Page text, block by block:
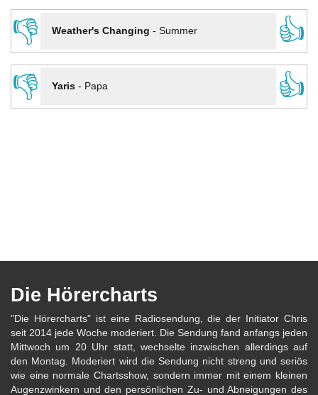
👎
Weather's Changing - Summer
👍
👎
Yaris- Papa 👍
Die Hörercharts
"Die Hörercharts" ist eine Radiosendung, die der Initiator Chris
seit 2014 jede Woche moderiert. Die Sendung fand anfangs jeden
Mittwoch um 20 Uhr statt, wechselte inzwischen allerdings auf
den Montag. Moderiert wird die Sendung nicht streng und seriös
wie eine normale Chartsshow, sondern immer mit einem kleinen
Augenzwinkern und den persönlichen Zu- und Abneigungen des